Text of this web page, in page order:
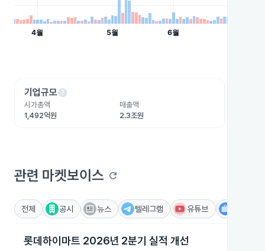
기업규모help
시가총액
1,492억원
매출액
2.3조원
관련 마켓보이스 refresh
전체 공시 뉴스 텔레그램 유튜브
롯데하이마트 2026년 2분기 실적 개선